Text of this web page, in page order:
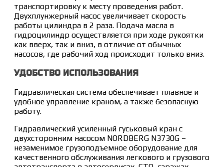
транспортировку к месту проведения работ.
Двухплунжерный насос увеличивает скорость
работы цилиндра в 2 раза. Подача масла в
гидроцилиндр осуществляется при ходе рукоятки
как вверх, так и вниз, в отличие от обычных
насосов, где рабочий ход происходит только вниз.
УДОБСТВО ИСПОЛЬЗОВАНИЯ
Гидравлическая система обеспечивает плавное и
удобное управление краном, а также безопасную
работу.
Гидравлический усиленный гуськовый кран с
двухсторонним насосом NORDBERG N3730G –
незаменимое грузоподъемное оборудование для
качественного обслуживания легкового и грузового